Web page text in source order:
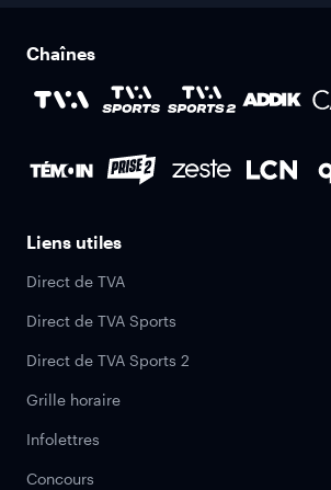
Chaînes
Liens utiles
Direct de TVA
Direct de TVA Sports
Direct de TVA Sports 2
Grille horaire
Infolettres
Concours